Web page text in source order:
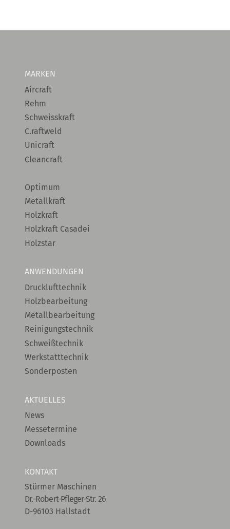
MARKEN
Aircraft
Rehm
Schweisskraft
C.raftweld
Unicraft
Cleancraft
Optimum
Metallkraft
Holzkraft
Holzkraft Casadei
Holzstar
ANWENDUNGEN
Drucklufttechnik
Holzbearbeitung
Metallbearbeitung
Reinigungstechnik
Schweißtechnik
Werkstatttechnik
Sonderposten
AKTUELLES
News
Messetermine
Downloads
KONTAKT
Stürmer Maschinen
Dr.-Robert-Pfleger-Str. 26
D-96103 Hallstadt